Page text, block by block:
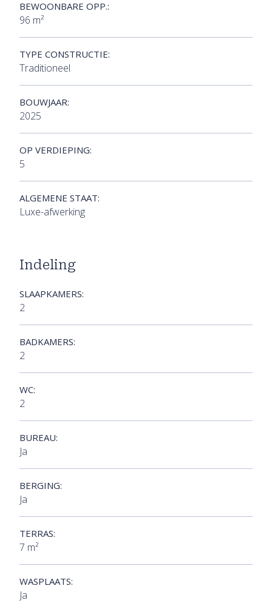
BEWOONBARE OPP.:
96 m²
TYPE CONSTRUCTIE:
Traditioneel
BOUWJAAR:
2025
OP VERDIEPING:
5
ALGEMENE STAAT:
Luxe-afwerking
Indeling
SLAAPKAMERS:
2
BADKAMERS:
2
WC:
2
BUREAU:
Ja
BERGING:
Ja
TERRAS:
7 m²
WASPLAATS:
Ja